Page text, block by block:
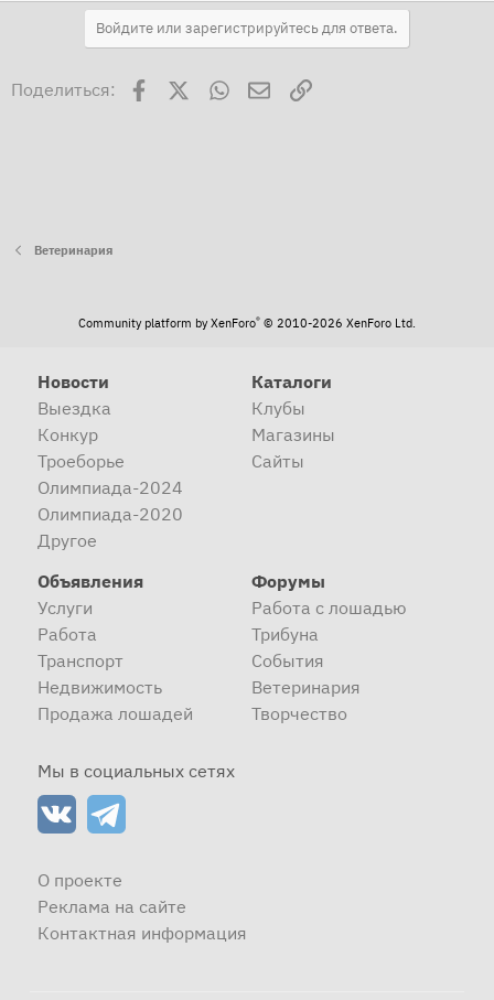
Войдите или зарегистрируйтесь для ответа.
Поделиться: Facebook WhatsAppЭлектронная почта
Ссылка
Ветеринария
Community platform by XenForo® © 2010-2026 XenForo Ltd.
Новости
Выездка
Конкур
Троеборье
Олимпиада-2024
Олимпиада-2020
Другое
Каталоги
Клубы
Магазины
Сайты
Объявления
Услуги
Работа
Транспорт
Недвижимость
Продажа лошадей
Форумы
Работа с лошадью
Трибуна
События
Ветеринария
Творчество
Мы в социальных сетях
О проекте
Реклама на сайте
Контактная информация